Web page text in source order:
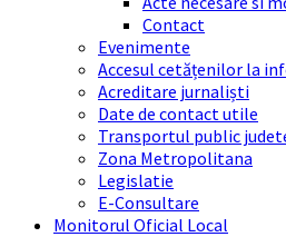
Contact
Evenimente
Accesul cetățenilor la
Acreditare jurnaliști
Date de contact utile
Transportul public
Zona Metropolitana
Legislatie
E-Consultare
Monitorul Oficial Local